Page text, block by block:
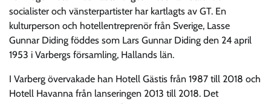
socialister och vänsterpartister har kartlagts av GT. En
kulturperson och hotellentreprenör från Sverige, Lasse
Gunnar Diding föddes som Lars Gunnar Diding den 24 april
1953 i Varbergs församling, Hallands län.
I Varberg övervakade han Hotell Gästis från 1987 till 2018 och
Hotell Havanna från lanseringen 2013 till 2018. Det